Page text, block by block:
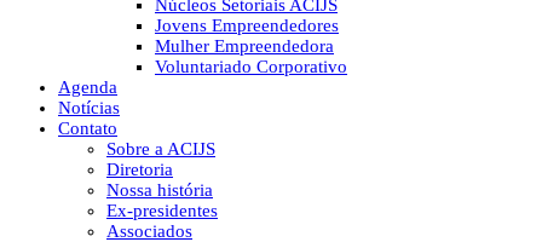
Núcleos Setoriais ACIJS
Jovens Empreendedores
Mulher Empreendedora
Voluntariado Corporativo
Agenda
Notícias
Contato
Sobre a ACIJS
Diretoria
Nossa história
Ex-presidentes
Associados